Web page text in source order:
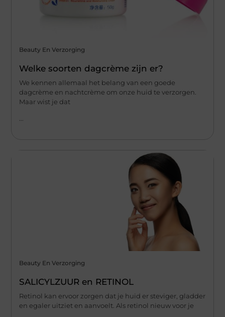
Beauty En Verzorging
Welke soorten dagcrème zijn er?
We kennen allemaal het belang van een goede
dagcrème en nachtcrème om onze huid te verzorgen.
Maar wist je dat
...
Beauty En Verzorging
SALICYLZUUR en RETINOL
Retinol kan ervoor zorgen dat je huid er steviger, gladder
en egaler uitziet en aanvoelt. Als retinol nieuw voor je